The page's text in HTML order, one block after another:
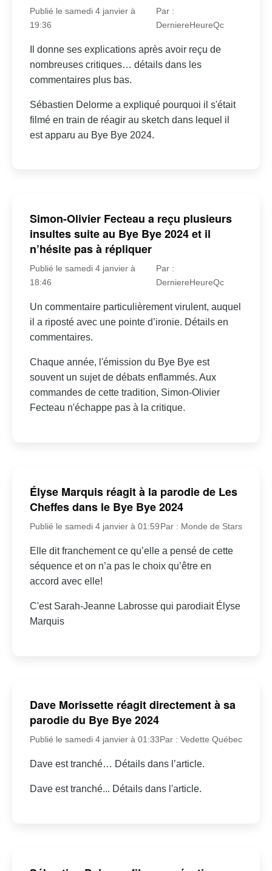
Publié le samedi 4 janvier à
19:36
Par :
DerniereHeureQc
Il donne ses explications après avoir reçu de
nombreuses critiques… détails dans les
commentaires plus bas.
Sébastien Delorme a expliqué pourquoi il s'était
filmé en train de réagir au sketch dans lequel il
est apparu au Bye Bye 2024.
Simon-Olivier Fecteau a reçu plusieurs
insultes suite au Bye Bye 2024 et il
n’hésite pas à répliquer
Publié le samedi 4 janvier à
18:46
Par :
DerniereHeureQc
Un commentaire particulièrement virulent, auquel
il a riposté avec une pointe d’ironie. Détails en
commentaires.
Chaque année, l'émission du Bye Bye est
souvent un sujet de débats enflammés. Aux
commandes de cette tradition, Simon-Olivier
Fecteau n'échappe pas à la critique.
Élyse Marquis réagit à la parodie de Les
Cheffes dans le Bye Bye 2024
Publié le samedi 4 janvier à 01:59Par : Monde de Stars
Elle dit franchement ce qu’elle a pensé de cette
séquence et on n’a pas le choix qu’être en
accord avec elle!
C'est Sarah-Jeanne Labrosse qui parodiait Élyse
Marquis
Dave Morissette réagit directement à sa
parodie du Bye Bye 2024
Publié le samedi 4 janvier à 01:33Par : Vedette Québec
Dave est tranché… Détails dans l’article.
Dave est tranché... Détails dans l'article.